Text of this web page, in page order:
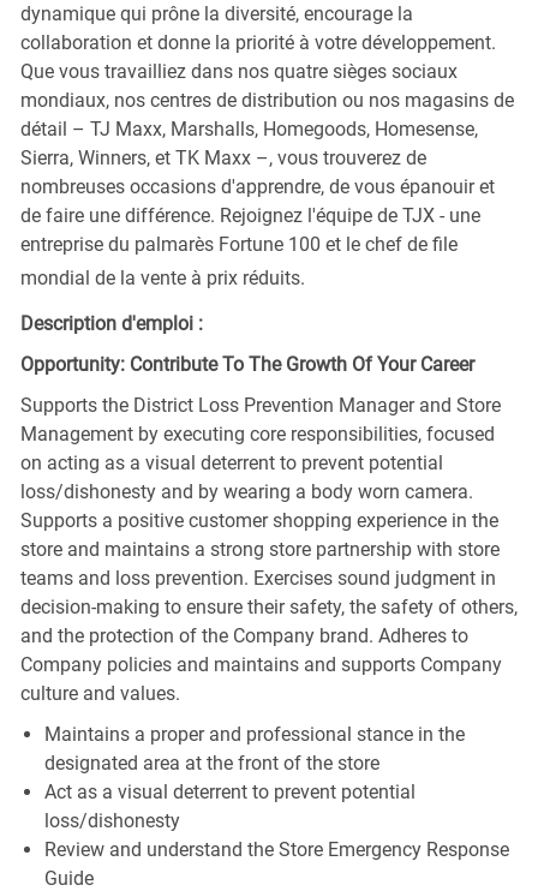
dynamique qui prône la diversité, encourage la
collaboration et donne la priorité à votre développement.
Que vous travailliez dans nos quatre sièges sociaux
mondiaux, nos centres de distribution ou nos magasins de
détail – TJ Maxx, Marshalls, Homegoods, Homesense,
Sierra, Winners, et TK Maxx –, vous trouverez de
nombreuses occasions d'apprendre, de vous épanouir et
de faire une différence. Rejoignez l'équipe de TJX - une
entreprise du palmarès Fortune 100 et le chef de file
mondial de la vente à prix réduits.
Description d'emploi :
Opportunity: Contribute To The Growth Of Your Career
Supports the District Loss Prevention Manager and Store
Management by executing core responsibilities, focused
on acting as a visual deterrent to prevent potential
loss/dishonesty and by wearing a body worn camera.
Supports a positive customer shopping experience in the
store and maintains a strong store partnership with store
teams and loss prevention. Exercises sound judgment in
decision-making to ensure their safety, the safety of others,
and the protection of the Company brand. Adheres to
Company policies and maintains and supports Company
culture and values.
Maintains a proper and professional stance in the
designated area at the front of the store
Act as a visual deterrent to prevent potential
loss/dishonesty
Review and understand the Store Emergency Response
Guide